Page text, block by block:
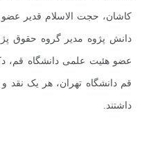
کاشان، حجت الاسلام قدیر
دانش پژوه مدیر گروه حقوق
عضو هئیت علمی دانشگاه قم،
قم دانشگاه تهران، هر یک نقد
داشتند.